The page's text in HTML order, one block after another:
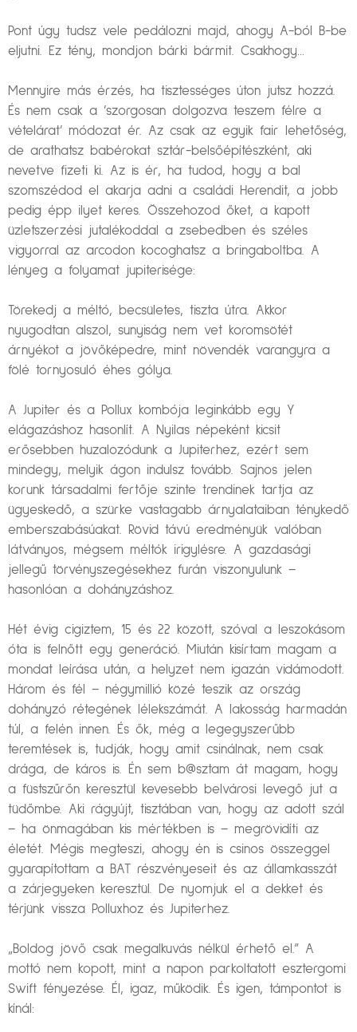
Pont úgy tudsz vele pedálozni majd, ahogy A-ból B-be
eljutni. Ez tény, mondjon bárki bármit. Csakhogy…
Mennyire más érzés, ha tisztességes úton jutsz hozzá.
És nem csak a ’szorgosan dolgozva teszem félre a
vételárat’ módozat ér. Az csak az egyik fair lehetőség,
de arathatsz babérokat sztár-belsőépítészként, aki
nevetve fizeti ki. Az is ér, ha tudod, hogy a bal
szomszédod el akarja adni a családi Herendit, a jobb
pedig épp ilyet keres. Összehozod őket, a kapott
üzletszerzési jutalékoddal a zsebedben és széles
vigyorral az arcodon kocoghatsz a bringaboltba. A
lényeg a folyamat jupiterisége:
Törekedj a méltó, becsületes, tiszta útra. Akkor
nyugodtan alszol, sunyiság nem vet koromsötét
árnyékot a jövőképedre, mint növendék varangyra a
fölé tornyosuló éhes gólya.
A Jupiter és a Pollux kombója leginkább egy Y
elágazáshoz hasonlít. A Nyilas népeként kicsit
erősebben huzalozódunk a Jupiterhez, ezért sem
mindegy, melyik ágon indulsz tovább. Sajnos jelen
korunk társadalmi fertője szinte trendinek tartja az
ügyeskedő, a szürke vastagabb árnyalataiban ténykedő
emberszabásúakat. Rövid távú eredményük valóban
látványos, mégsem méltók irigylésre. A gazdasági
jellegű törvényszegésekhez furán viszonyulunk –
hasonlóan a dohányzáshoz.
Hét évig cigiztem, 15 és 22 között, szóval a leszokásom
óta is felnőtt egy generáció. Miután kisírtam magam a
mondat leírása után, a helyzet nem igazán vidámodott.
Három és fél – négymillió közé teszik az ország
dohányzó rétegének lélekszámát. A lakosság harmadán
túl, a felén innen. És ők, még a legegyszerűbb
teremtések is, tudják, hogy amit csinálnak, nem csak
drága, de káros is. Én sem b@sztam át magam, hogy
a füstszűrőn keresztül kevesebb belvárosi levegő jut a
tüdőmbe. Aki rágyújt, tisztában van, hogy az adott szál
– ha önmagában kis mértékben is – megrövidíti az
életét. Mégis megteszi, ahogy én is csinos összeggel
gyarapítottam a BAT részvényeseit és az államkasszát
a zárjegyeken keresztül. De nyomjuk el a dekket és
térjünk vissza Polluxhoz és Jupiterhez.
„Boldog jövő csak megalkuvás nélkül érhető el.” A
mottó nem kopott, mint a napon parkoltatott esztergomi
Swift fényezése. Él, igaz, működik. És igen, támpontot is
kínál: